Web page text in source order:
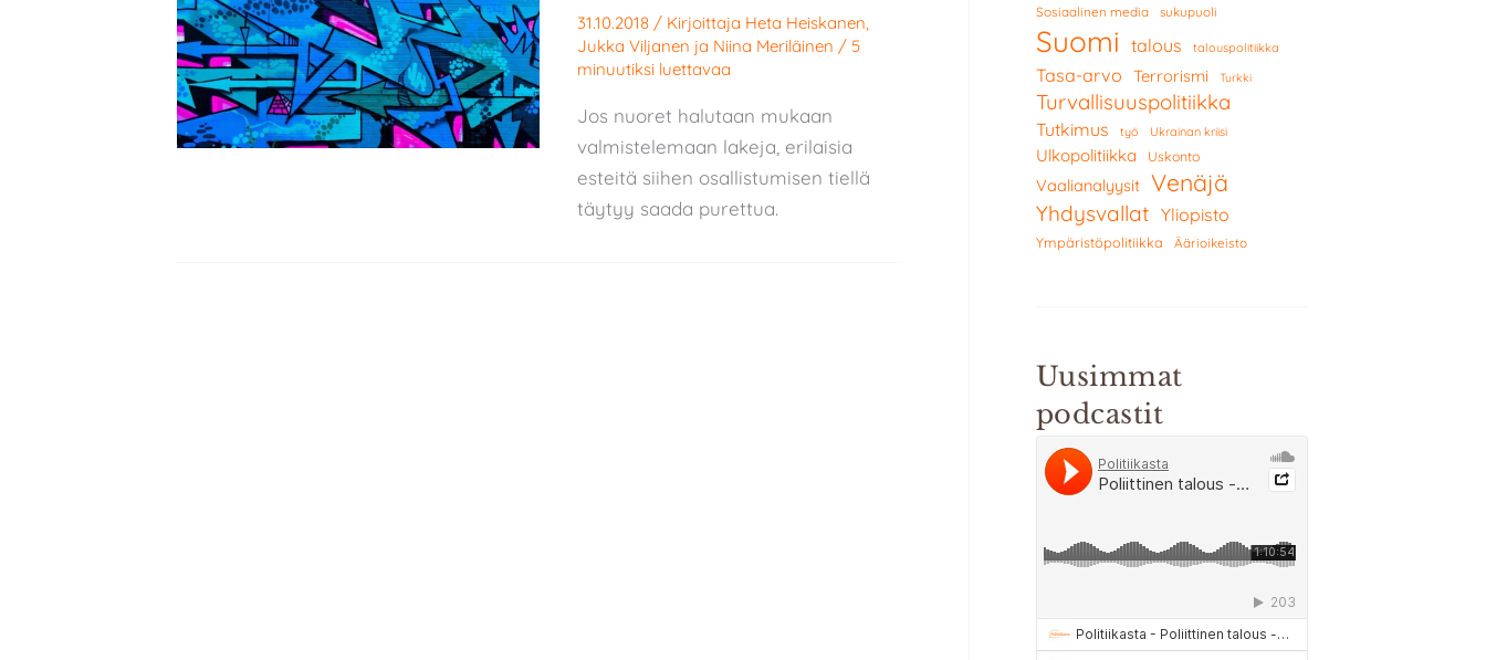
31.10.2018 / Kirjoittaja Heta Heiskanen
Jukka Viljanen ja Niina Meriläinen / 5
minuutiksi luettavaa
Jos nuoret halutaan mukaan
valmistelemaan lakeja, erilaisia
esteitä siihen osallistumisen tiellä
täytyy saada purettua.
Sosiaalinen media sukupuoli
Suomi talous talouspolitiikka
Tasa-arvo Terrorismi Turkki
Turvallisuuspolitiikka
Tutkimus työ Ukrainan kriisi
Ulkopolitiikka Uskonto
Vaalianalyysit Venäjä
Yhdysvallat Yliopisto
Ympäristöpolitiikka Äärioikeisto
Uusimmat
podcastit